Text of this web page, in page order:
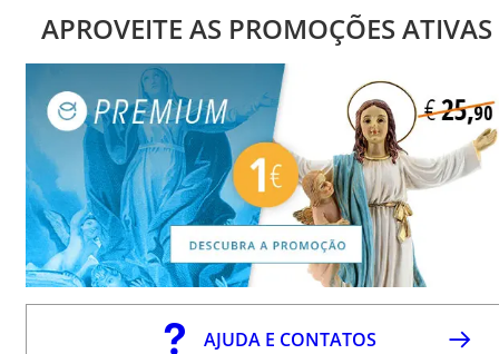
APROVEITE AS PROMOÇÕES ATIVAS
AJUDA E CONTATOS